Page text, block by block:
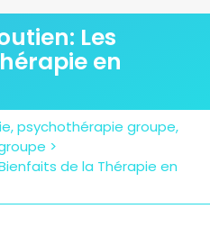
Les
en
,psychothérapie groupe,
>
de la Thérapie en